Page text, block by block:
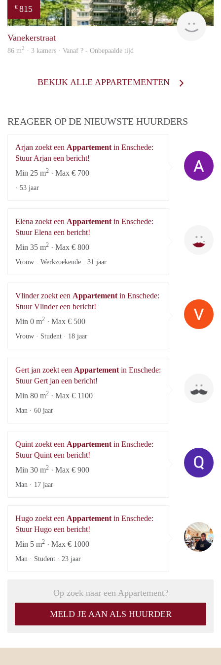
€ 815
Vanekerstraat
86 m2 · 3 kamers · Vanaf ? - Onbepaalde tijd
BEKIJK ALLE APPARTEMENTEN
REAGEER OP DE NIEUWSTE HUURDERS
Arjan zoekt een Appartement in Enschede:
Stuur Arjan een bericht!
Min 25 m2 · Max € 700
· 53 jaar
Elena zoekt een Appartement in Enschede:
Stuur Elena een bericht!
Min 35 m2 · Max € 800
Vrouw · Werkzoekende · 31 jaar
Vlinder zoekt een Appartement in Enschede:
Stuur Vlinder een bericht!
Min 0 m2 · Max € 500
Vrouw · Student · 18 jaar
Gert jan zoekt een Appartement in Enschede:
Stuur Gert jan een bericht!
Min 80 m2 · Max € 1100
Man · 60 jaar
Quint zoekt een Appartement in Enschede:
Stuur Quint een bericht!
Min 30 m2 · Max € 900
Man · 17 jaar
Hugo zoekt een Appartement in Enschede:
Stuur Hugo een bericht!
Min 5 m2 · Max € 1000
Man · Student · 23 jaar
Op zoek naar een Appartement?
MELD JE AAN ALS HUURDER